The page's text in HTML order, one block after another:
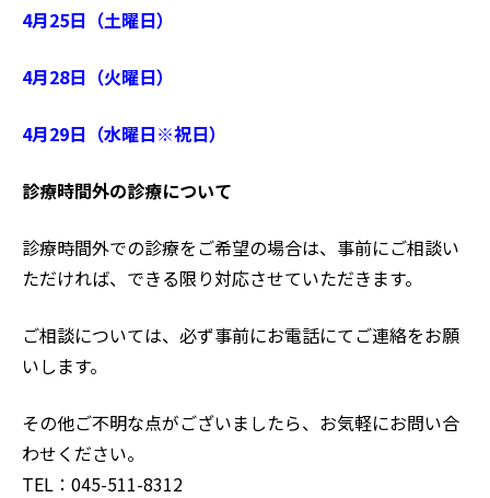
4月25日（土曜日）
4月28日（火曜日）
4月29日（水曜日※祝日）
診療時間外の診療について
診療時間外での診療をご希望の場合は、事前にご相談い
ただければ、できる限り対応させていただきます。
ご相談については、必ず事前にお電話にてご連絡をお願
いします。
その他ご不明な点がございましたら、お気軽にお問い合
わせください。
TEL：045-511-8312